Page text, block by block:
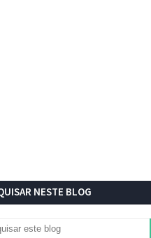
NESTE BLOG